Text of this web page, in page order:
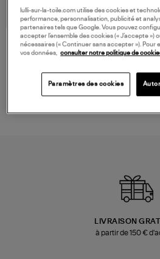
JEROME DREYFUSS
Sac Bobi S Cuir Lamé
LIVRAISON
à partir de 150 €
lulli-sur-la-toile.com utilise des cookies et
performance, personnalisation, publicité et
partenaires tels que Google. Vous pouvez
accepter l’ensemble des cookies (« J’accepte
nécessaires (« Continuer sans accepter »). Pour
vos données, consulter notre politique de
Paramètres des cookies